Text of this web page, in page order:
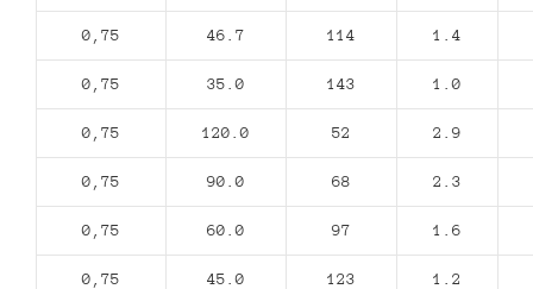
0,75 46.7 114 1.4
0,75 35.0 143 1.0
0,75 120.0 52 2.9
0,75 90.0 68 2.3
0,75 60.0 97 1.6
0,75 45.0 123 1.2